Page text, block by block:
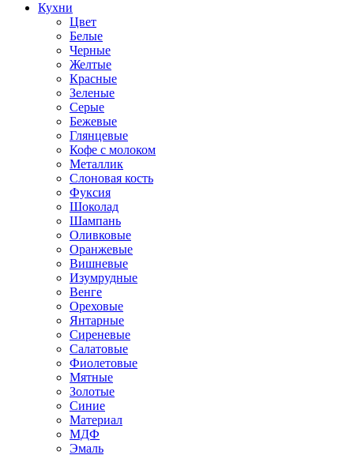
Кухни
Цвет
Белые
Черные
Желтые
Красные
Зеленые
Серые
Бежевые
Глянцевые
Кофе с молоком
Металлик
Слоновая кость
Фуксия
Шоколад
Шампань
Оливковые
Оранжевые
Вишневые
Изумрудные
Венге
Ореховые
Янтарные
Сиреневые
Салатовые
Фиолетовые
Мятные
Золотые
Синие
Материал
МДФ
Эмаль